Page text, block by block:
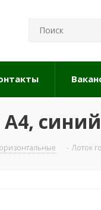
- Лоток